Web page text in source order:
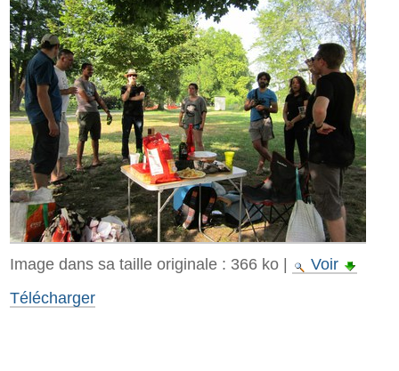
Image dans sa taille originale : 366 ko|
Voir
Télécharger